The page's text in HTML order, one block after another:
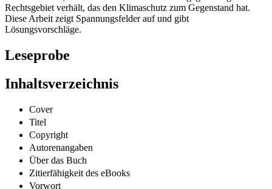
Rechtsgebiet verhält, das den Klimaschutz zum Gegenstand hat.
Diese Arbeit zeigt Spannungsfelder auf und gibt
Lösungsvorschläge.
Leseprobe
Inhaltsverzeichnis
Cover
Titel
Copyright
Autorenangaben
Über das Buch
Zitierfähigkeit des eBooks
Vorwort